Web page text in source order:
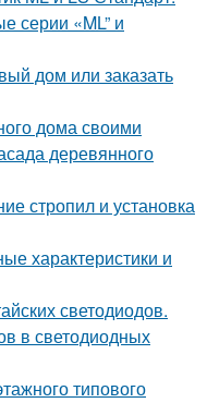
серии «ML” и
дом или заказать
дома своими
деревянного
стропил и установка
характеристики и
светодиодов.
в светодиодных
типового